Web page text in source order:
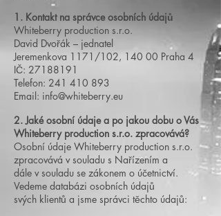
1. Kontakt na správce osobních údajů
Whiteberry production s.r.o.
David Dvořák – jednatel
Jeremenkova 1171/102, 140 00 Praha 4
IČ: 27188191
Telefon: 241 410 893
Email: info@whiteberry.eu
2. Jaké osobní údaje a po jakou dobu o Vás
Whiteberry production s.r.o. zpracovává?
Osobní údaje Whiteberry production s.r.o.
zpracovává v souladu s Nařízením a
dále v souladu se zákonem o účetnictví.
Vedeme databázi osobních údajů
svých klientů a jsme správci těchto údajů: